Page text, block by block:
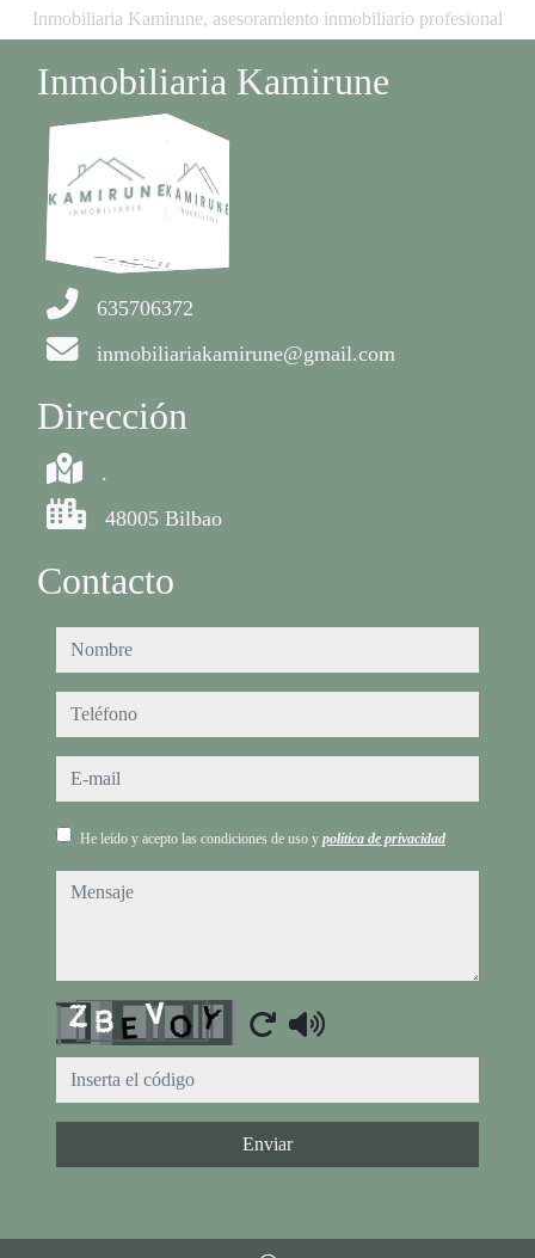
Inmobiliaria Kamirune, asesoramiento inmobiliario profesional
Inmobiliaria Kamirune
635706372
inmobiliariakamirune@gmail.com
Dirección
.
48005 Bilbao
Contacto
nombre
teléfono
e-mail
He leído y acepto las condiciones de uso y política de privacidad
mensaje
Captcha
Enviar